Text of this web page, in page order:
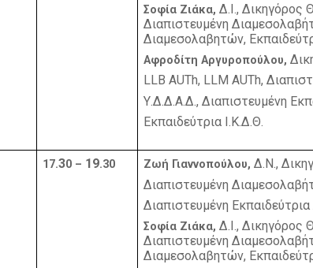
Σοφία Ζιάκα,Δ.Ι., Δικηγόρος
Διαπιστευμένη
Διαμεσολαβητών,
Αφροδίτη Αργυροπούλου,
LLB AUTh, LLM AUTh,
Υ.Δ.Δ.Α.Δ., Διαπιστευμένη
Εκπαιδεύτρια Ι.Κ.Δ.Θ.
17.30 – 19.30 Ζωή Γιαννοπούλου,Δ.Ν.,
Διαπιστευμένη
Διαπιστευμένη
Σοφία Ζιάκα,Δ.Ι., Δικηγόρος
Διαπιστευμένη
Διαμεσολαβητών,